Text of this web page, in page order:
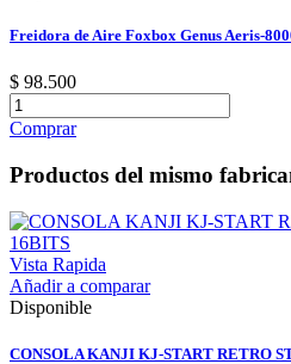
Freidora de Aire Foxbox Genus Aeris-
$ 98.500
Comprar
Productos del mismo
Vista Rapida
Añadir a comparar
Disponible
CONSOLA KANJI KJ-START RETRO